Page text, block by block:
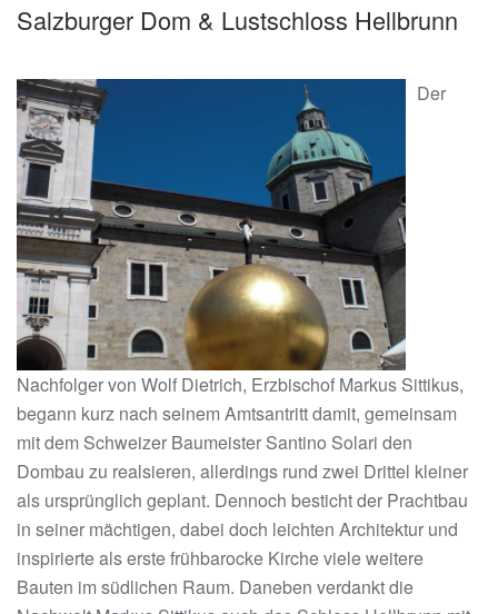
Salzburger Dom & Lustschloss Hellbrunn
Der
Nachfolger von Wolf Dietrich, Erzbischof Markus Sittikus,
begann kurz nach seinem Amtsantritt damit, gemeinsam
mit dem Schweizer Baumeister Santino Solari den
Dombau zu realsieren, allerdings rund zwei Drittel kleiner
als ursprünglich geplant. Dennoch besticht der Prachtbau
in seiner mächtigen, dabei doch leichten Architektur und
inspirierte als erste frühbarocke Kirche viele weitere
Bauten im südlichen Raum. Daneben verdankt die